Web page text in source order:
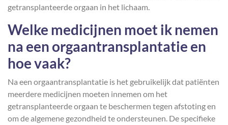
getransplanteerde orgaan in het lichaam.
Welke medicijnen moet ik nemen
na een orgaantransplantatie en
hoe vaak?
Na een orgaantransplantatie is het gebruikelijk dat patiënten
meerdere medicijnen moeten innemen om het
getransplanteerde orgaan te beschermen tegen afstoting en
om de algemene gezondheid te ondersteunen. De specifieke